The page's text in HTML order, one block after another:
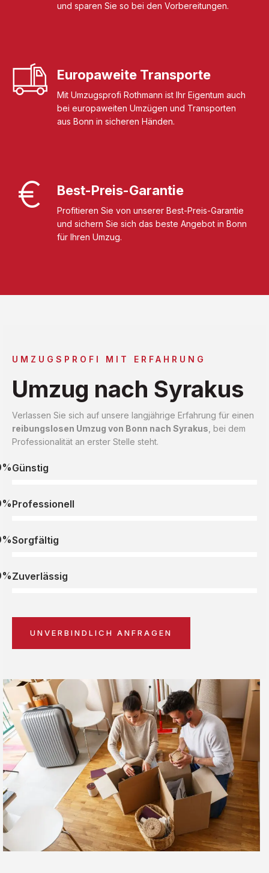
und sparen Sie so bei den Vorbereitungen.
Europaweite Transporte
Mit Umzugsprofi Rothmann ist Ihr Eigentum auch
bei europaweiten Umzügen und Transporten
aus Bonn in sicheren Händen.
Best-Preis-Garantie
Profitieren Sie von unserer Best-Preis-Garantie
und sichern Sie sich das beste Angebot in Bonn
für Ihren Umzug.
UMZUGSPROFI MIT ERFAHRUNG
Umzug nach Syrakus
Verlassen Sie sich auf unsere langjährige Erfahrung für einen
reibungslosen Umzug von Bonn nach Syrakus , bei dem
Professionalität an erster Stelle steht.
Günstig
Professionell
Sorgfältig
Zuverlässig
UNVERBINDLICH ANFRAGEN